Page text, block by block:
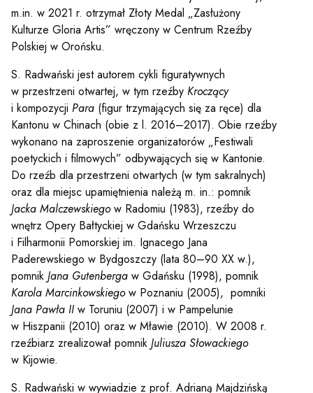
m.in. w 2021 r. otrzymał Złoty Medal „Zasłużony
Kulturze Gloria Artis” wręczony w Centrum Rzeźby
Polskiej w Orońsku.
S. Radwański jest autorem cykli figuratywnych
w przestrzeni otwartej, w tym rzeźby Kroczący
i kompozycji Para (figur trzymających się za ręce) dla
Kantonu w Chinach (obie z l. 2016–2017). Obie rzeźby
wykonano na zaproszenie organizatorów „Festiwali
poetyckich i filmowych” odbywających się w Kantonie.
Do rzeźb dla przestrzeni otwartych (w tym sakralnych)
oraz dla miejsc upamiętnienia należą m. in.: pomnik
Jacka Malczewskiegow Radomiu (1983), rzeźby do
wnętrz Opery Bałtyckiej w Gdańsku Wrzeszczu
i Filharmonii Pomorskiej im. Ignacego Jana
Paderewskiego w Bydgoszczy (lata 80–90 XX w.),
pomnik Jana Gutenberga w Gdańsku (1998), pomnik
Karola Marcinkowskiegow Poznaniu (2005), pomniki
Jana Pawła II w Toruniu (2007) i w Pampelunie
w Hiszpanii (2010) oraz w Mławie (2010). W 2008 r.
rzeźbiarz zrealizował pomnik Juliusza Słowackiego
w Kijowie.
S. Radwański w wywiadzie z prof. Adrianą Majdzińską